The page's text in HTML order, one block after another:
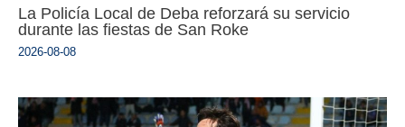
La Policía Local de Deba reforzará su servicio
durante las fiestas de San Roke
2026-08-08